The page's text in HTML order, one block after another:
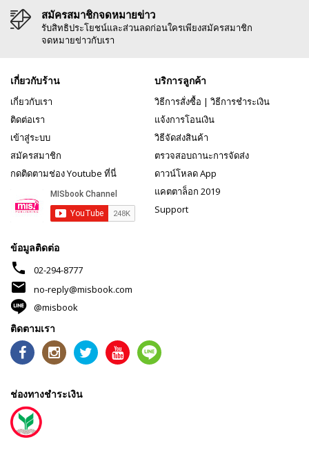
สมัครสมาชิกจดหมายข่าว
รับสิทธิประโยชน์และส่วนลดก่อนใครเพียงสมัครสมาชิก
จดหมายข่าวกับเรา
เกี่ยวกับร้าน
เกี่ยวกับเรา
ติดต่อเรา
เข้าสู่ระบบ
สมัครสมาชิก
กดติดตามช่อง Youtube ที่นี่
บริการลูกค้า
วิธีการสั่งซื้อ | วิธีการชำระเงิน
แจ้งการโอนเงิน
วิธีจัดส่งสินค้า
ตรวจสอบถานะการจัดส่ง
ดาวน์โหลด App
แคตตาล็อก 2019
Support
ข้อมูลติดต่อ
phone 02-294-8777
mail
no-reply@misbook.com
@misbook
ติดตามเรา
ช่องทางชำระเงิน